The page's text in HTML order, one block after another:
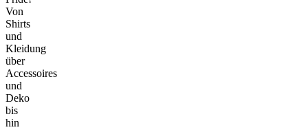
Von
Shirts
und
Kleidung
über
Accessoires
und
Deko
bis
hin